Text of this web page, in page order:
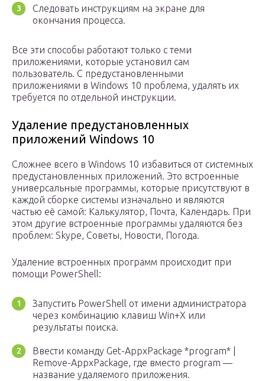
Следовать инструкциям на экране для
окончания процесса.
Все эти способы работают только с теми
приложениями, которые установил сам
пользователь. С предустановленными
приложениями в Windows 10 проблема, удалять их
требуется по отдельной инструкции.
Удаление предустановленных
приложений Windows 10
Сложнее всего в Windows 10 избавиться от системных
предустановленных приложений. Это встроенные
универсальные программы, которые присутствуют в
каждой сборке системы изначально и являются
частью её самой: Калькулятор, Почта, Календарь. При
этом другие встроенные программы удаляются без
проблем: Skype, Советы, Новости, Погода.
Удаление встроенных программ происходит при
помощи PowerShell:
Запустить PowerShell от имени администратора
через комбинацию клавиш Win+X или
результаты поиска.
Ввести команду Get-AppxPackage *program* |
Remove-AppxPackage, где вместо program —
название удаляемого приложения.